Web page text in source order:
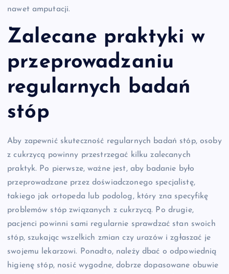
nawet amputacji.
Zalecane praktyki w
przeprowadzaniu
regularnych badań
stóp
Aby zapewnić skuteczność regularnych badań stóp, osoby
z cukrzycą powinny przestrzegać kilku zalecanych
praktyk. Po pierwsze, ważne jest, aby badanie było
przeprowadzane przez doświadczonego specjalistę,
takiego jak ortopeda lub podolog, który zna specyfikę
problemów stóp związanych z cukrzycą. Po drugie,
pacjenci powinni sami regularnie sprawdzać stan swoich
stóp, szukając wszelkich zmian czy urazów i zgłaszać je
swojemu lekarzowi. Ponadto, należy dbać o odpowiednią
higienę stóp, nosić wygodne, dobrze dopasowane obuwie